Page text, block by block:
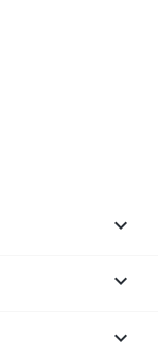


